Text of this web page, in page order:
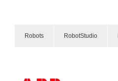
Robots RobotStudio